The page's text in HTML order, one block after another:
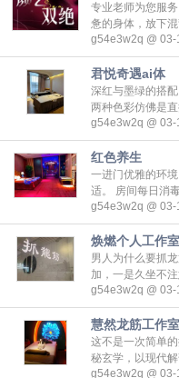
专业老师为您服
惫的身体，放下
g54e3w2q @ 03-
君悦奇遇ai体
深红与墨绿的搭
两种色彩仿佛是
g54e3w2q @ 03-
红色养生
一进门优雅的环
适。 房间每日消
g54e3w2q @ 03-
焕燃个人工作室
男人为什么要抓
加，一是久坐不
g54e3w2q @ 03-
慧然龙筋工作室
这不是一次简单
秘玄学，以现代
g54e3w2q @ 03-